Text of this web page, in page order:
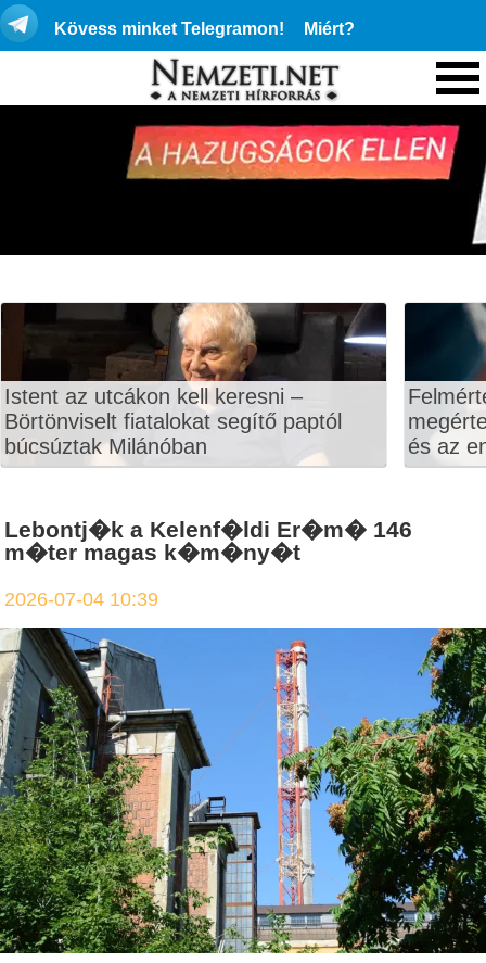
Kövess minket Telegramon! Miért?
Istent az utcákon kell keresni –
Börtönviselt fiatalokat segítő paptól
búcsúztak Milánóban
és az
Lebontj�k a Kelenf�ldi Er�m� 146
m�ter magas k�m�ny�t
2026-07-04 10:39